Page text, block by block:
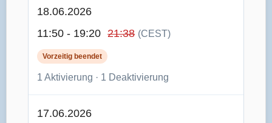
18.06.2026
11:50 - 19:20 21:38 (CEST)
Vorzeitig beendet
1 Aktivierung · 1 Deaktivierung
17.06.2026